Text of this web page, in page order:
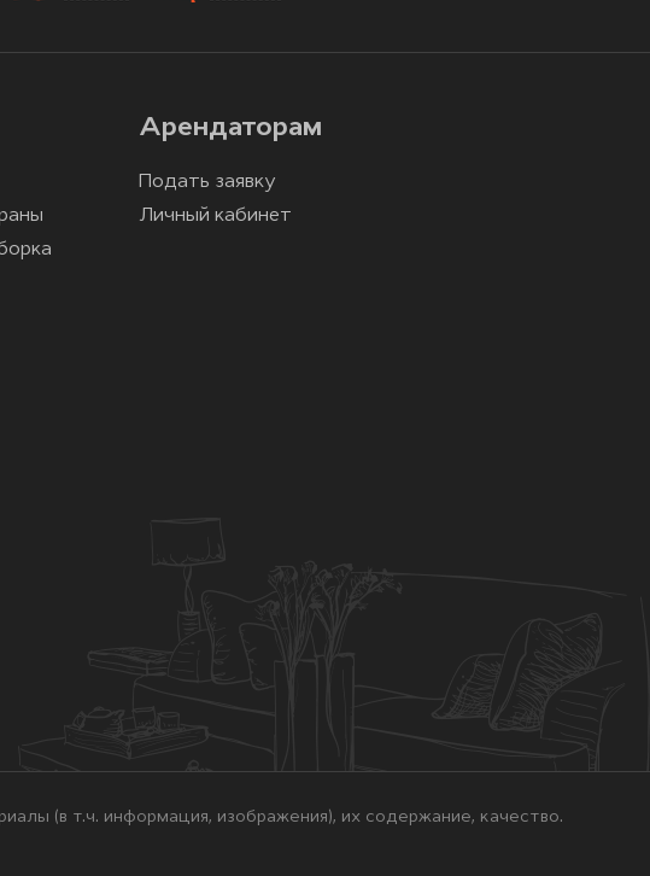
Арендаторам
Подать заявку
Личный кабинет
(в т.ч. информация, изображения), их содержание, качество.